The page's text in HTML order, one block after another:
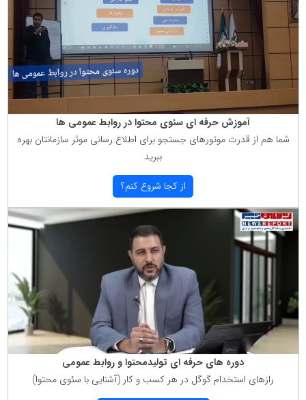
آموزش حرفه ای سئوی محتوا در روابط عمومی ها
شما هم از قدرت موتورهای جستجو برای اطلاع رسانی موثر سازمانتان بهره
ببرید
از كجا شروع كنم؟
دوره های حرفه ای تولیدمحتوا و روابط عمومی
رازهای استخدام گوگل در هر كسب و كار (آشنایی با سئوی محتوا)